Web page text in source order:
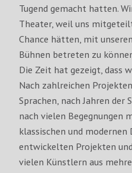
Tugend gemacht hatten.
Theater, weil uns
Chance hätten, mit
Bühnen betreten zu
Die Zeit hat gezeigt, dass
Nach zahlreichen
Sprachen, nach Jahren der
nach vielen Begegnungen
klassischen und
entwickelten Projekten
vielen Künstlern aus